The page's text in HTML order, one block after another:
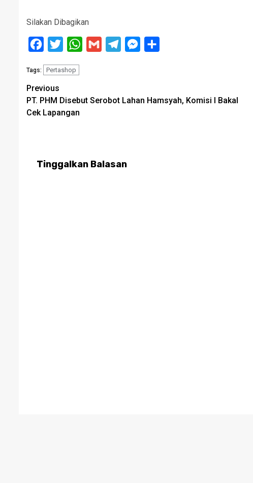
Silakan Dibagikan
Facebook
Twitter WhatsApp
Gmail TelegramMessenger
Tags: Pertashop
Post
navigation
Previous
PT. PHM Disebut Serobot Lahan Hamsyah, Komisi I Bakal
Cek Lapangan
Tinggalkan Balasan